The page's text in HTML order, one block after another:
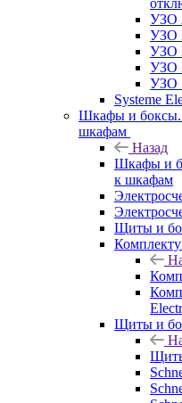
УЗО
УЗО
УЗО
УЗО
УЗО
Systeme
Шкафы и боксы.
шкафам
Назад
Шкафы и
к шкафам
Щиты и
Щиты и